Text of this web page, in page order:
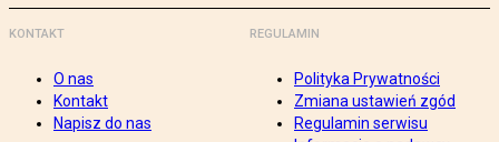
KONTAKT
O nas
Kontakt
Napisz do nas
REGULAMIN
Polityka Prywatności
Zmiana ustawień zgód
Regulamin serwisu